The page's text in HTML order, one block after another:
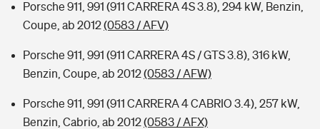
Porsche 911, 991 (911 CARRERA 4S 3.8), 294 kW, Benzin,
Coupe, ab 2012(0583 / AFV)
Porsche 911, 991 (911 CARRERA 4S / GTS 3.8), 316 kW,
Benzin, Coupe, ab 2012(0583 / AFW)
Porsche 911, 991 (911 CARRERA 4 CABRIO 3.4), 257 kW,
Benzin, Cabrio, ab 2012(0583 / AFX)